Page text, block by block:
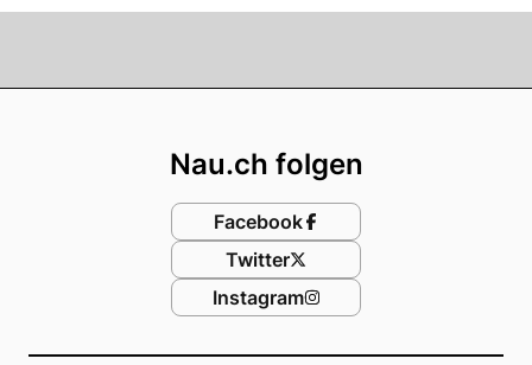
Nau.ch folgen
Facebook
Twitter
Instagram